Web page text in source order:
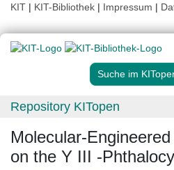
KIT | KIT-Bibliothek | Impressum |
Suche im
Repository KITopen
Molecular-
on the Y III -